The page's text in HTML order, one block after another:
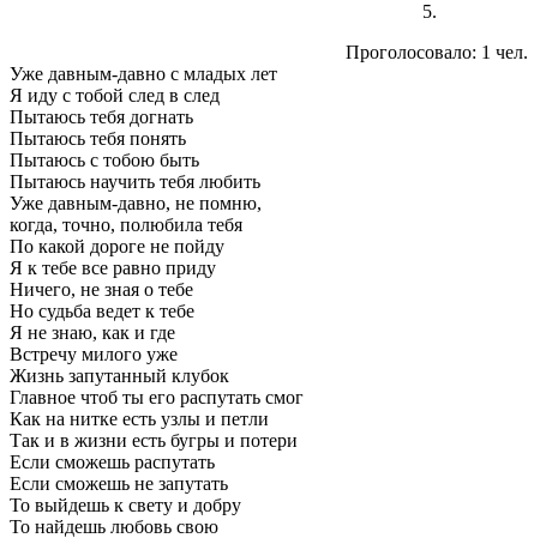
Проголосовало: 1 чел.
Уже давным-давно с младых лет
Я иду с тобой след в след
Пытаюсь тебя догнать
Пытаюсь тебя понять
Пытаюсь с тобою быть
Пытаюсь научить тебя любить
Уже давным-давно, не помню,
когда, точно, полюбила тебя
По какой дороге не пойду
Я к тебе все равно приду
Ничего, не зная о тебе
Но судьба ведет к тебе
Я не знаю, как и где
Встречу милого уже
Жизнь запутанный клубок
Главное чтоб ты его распутать смог
Как на нитке есть узлы и петли
Так и в жизни есть бугры и потери
Если сможешь распутать
Если сможешь не запутать
То выйдешь к свету и добру
То найдешь любовь свою